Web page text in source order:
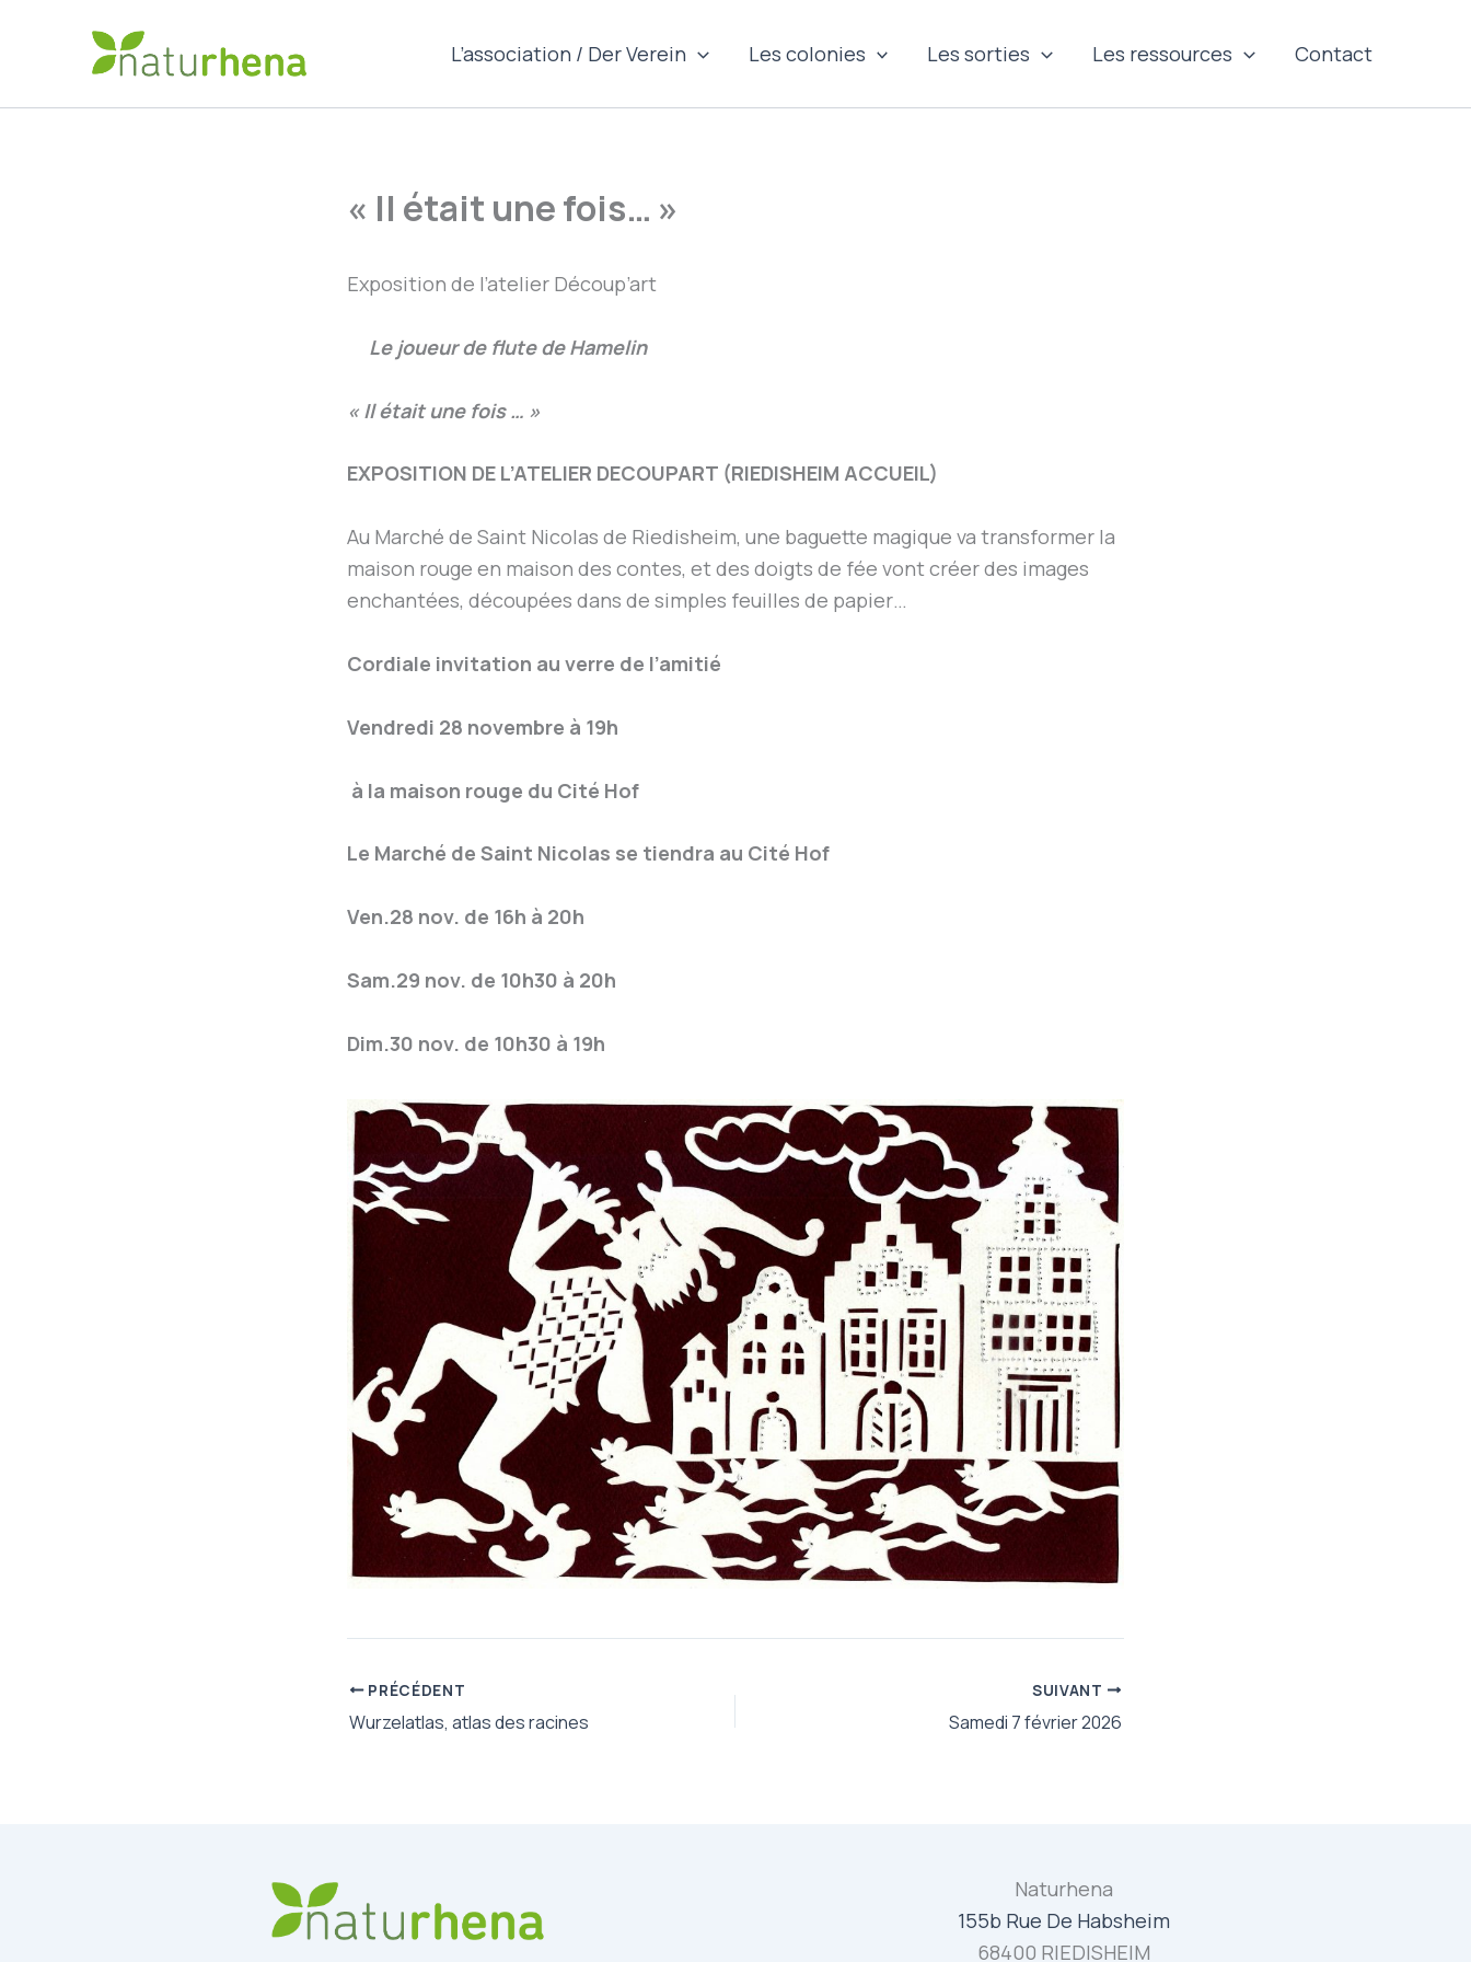
L’association / Der Verein Les colonies Les sorties Les ressources Contact
« Il était une fois… »
Exposition de l’atelier Découp’art
Le joueur de flute de Hamelin
« Il était une fois … »
EXPOSITION DE L’ATELIER DECOUPART (RIEDISHEIM ACCUEIL)
Au Marché de Saint Nicolas de Riedisheim, une baguette magique va transformer la
maison rouge en maison des contes, et des doigts de fée vont créer des images
enchantées, découpées dans de simples feuilles de papier…
Cordiale invitation au verre de l’amitié
Vendredi 28 novembre à 19h
à la maison rouge du Cité Hof
Le Marché de Saint Nicolas se tiendra au Cité Hof
Ven.28 nov. de 16h à 20h
Sam.29 nov. de 10h30 à 20h
Dim.30 nov. de 10h30 à 19h
PRÉCÉDENT
Wurzelatlas, atlas des racines
SUIVANT
Samedi 7 février 2026
Naturhena
155b Rue De Habsheim
68400 RIEDISHEIM